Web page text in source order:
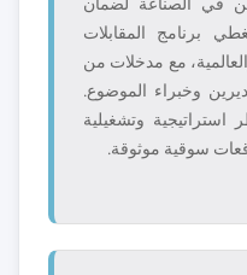
برنامج المقابلات
مع مدخلات من
وخبراء الموضوع.
استراتيجية وتشغيلية
سوقية موثوقة.